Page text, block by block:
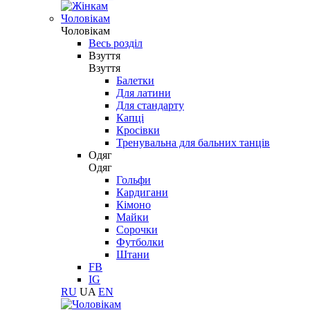
Чоловікам
Чоловікам
Весь розділ
Взуття
Взуття
Балетки
Для латини
Для стандарту
Капці
Кросівки
Тренувальна для бальних танців
Одяг
Одяг
Гольфи
Кардигани
Кімоно
Майки
Сорочки
Футболки
Штани
FB
IG
RU UA EN